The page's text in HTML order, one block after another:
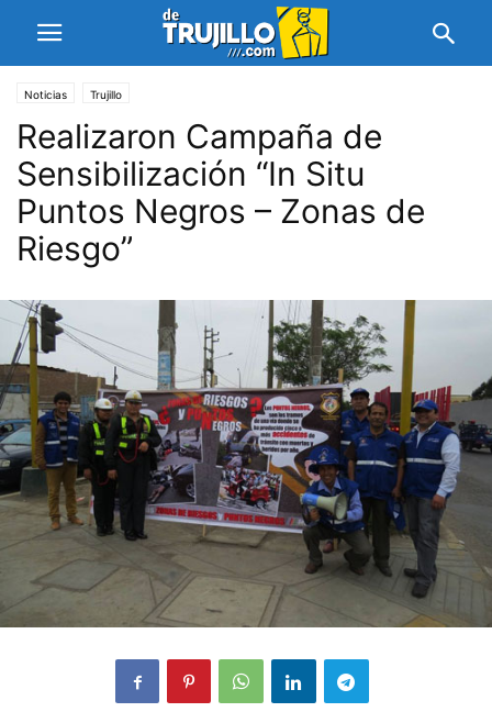
Noticias Trujillo
Realizaron Campaña de
Sensibilización “In Situ
Puntos Negros – Zonas de
Riesgo”